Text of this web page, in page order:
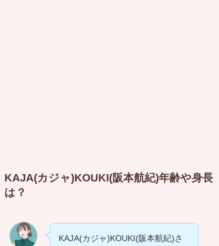
KAJA(カジャ)KOUKI(阪本航紀)年齢や身長
は？
KAJA(カジャ)KOUKI(阪本航紀)さ